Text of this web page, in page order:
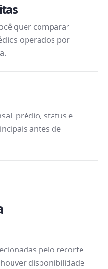
quer comparar
operados por
prédio, status e
antes de
pelo recorte
disponibilidade